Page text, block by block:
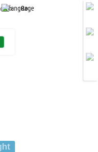
Ro